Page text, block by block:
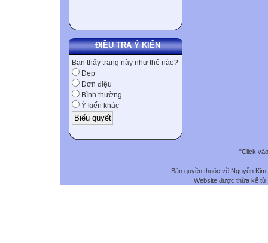
ĐIỀU TRA Ý KIẾN
Bạn thấy trang này như thế nào?
Đẹp
Đơn điệu
Bình thường
Ý kiến khác
"Click
Bản quyền thuộc về Nguyễn
Website được thừa kế từ